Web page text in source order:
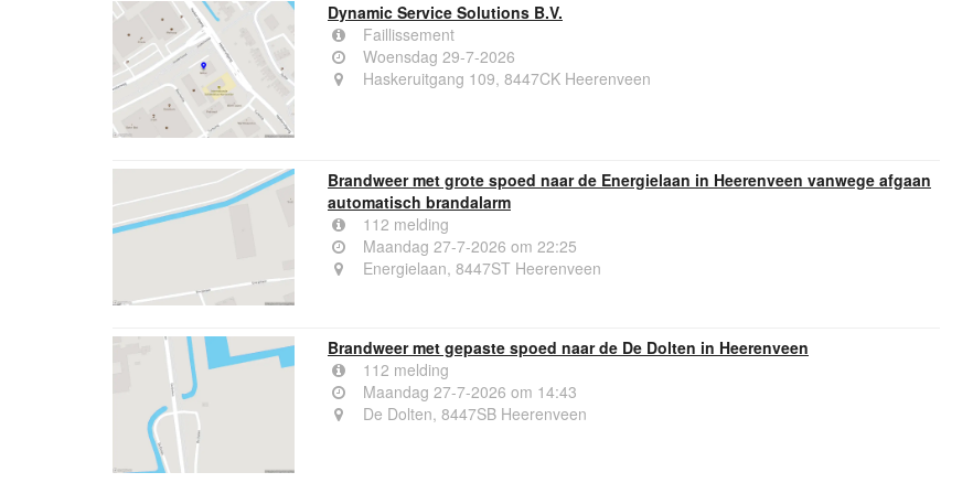
Dynamic Service Solutions B.V.
Faillissement
Woensdag 29-7-2026
Haskeruitgang 109, 8447CK Heerenveen
Brandweer met grote spoed naar de Energielaan in Heerenveen vanwege afgaan
automatisch brandalarm
112 melding
Maandag 27-7-2026 om 22:25
Energielaan, 8447ST Heerenveen
Brandweer met gepaste spoed naar de De Dolten in Heerenveen
112 melding
Maandag 27-7-2026 om 14:43
De Dolten, 8447SB Heerenveen